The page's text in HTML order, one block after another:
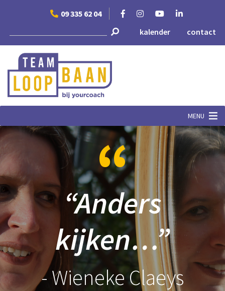
09 335 62 04
kalender
contact
MENU
“
“Anders
kijken…”
- Wieneke Claeys